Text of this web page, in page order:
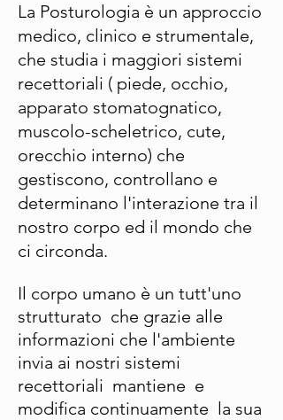
La Posturologia è un approccio
medico, clinico e strumentale,
che studia i maggiori sistemi
recettoriali ( piede, occhio,
apparato stomatognatico,
muscolo-scheletrico, cute,
orecchio interno) che
gestiscono, controllano e
determinano l'interazione tra il
nostro corpo ed il mondo che
ci circonda.
Il corpo umano è un tutt'uno
strutturato che grazie alle
informazioni che l'ambiente
invia ai nostri sistemi
recettoriali mantiene e
modifica continuamente la sua